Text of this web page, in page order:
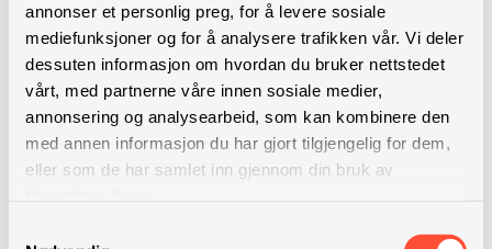
annonser et personlig preg, for å levere sosiale
mediefunksjoner og for å analysere trafikken vår. Vi deler
dessuten informasjon om hvordan du bruker nettstedet
vårt, med partnerne våre innen sosiale medier,
annonsering og analysearbeid, som kan kombinere den
med annen informasjon du har gjort tilgjengelig for dem,
eller som de har samlet inn gjennom din bruk av
teller brukerbasen på Facebook godt
over en milliard.Bare i Norge er vi i
overkant av 3 millioner aktive brukere.
Det er interessant å reflektere tilbake på
hvor Facebook var, både som plattform og
for den enkelte, og hva det har blitt.